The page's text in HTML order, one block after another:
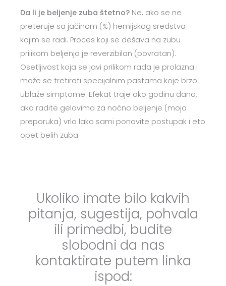
Da li je beljenje zuba štetno? Ne, ako se ne
preteruje sa jačinom (%) hemijskog sredstva
kojim se radi. Proces koji se dešava na zubu
prilikom beljenja je reverzibilan (povratan).
Osetljivost koja se javi prilikom rada je prolazna i
može se tretirati specijalnim pastama koje brzo
ublaže simptome. Efekat traje oko godinu dana,
ako radite gelovima za noćno beljenje (moja
preporuka) vrlo lako sami ponovite postupak i eto
opet belih zuba.
Ukoliko imate bilo kakvih
pitanja, sugestija, pohvala
ili primedbi, budite
slobodni da nas
kontaktirate putem linka
ispod: